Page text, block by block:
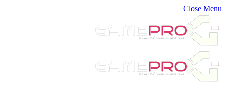
Close Menu